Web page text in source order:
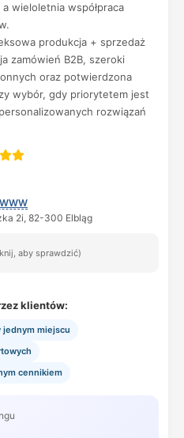
wieloletnia współpraca
produkcja + sprzedaż
zamówień B2B, szeroki
oraz potwierdzona
wybór, gdy priorytetem jest
rozwiązań
2i, 82-300 Elbląg
aby sprawdzić)
klientów:
jednym miejscu
cennikiem